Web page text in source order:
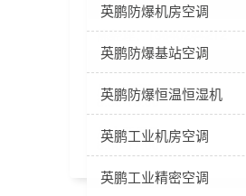
联系客服
陈经理：13640244212
工作时间
周一至周五：
8:30-18:00
周六至周日：
8:30-17:00
立柜式-防爆降温除湿机
风管式-防爆降温除湿机
立式鼓风
卧式恒温
卧式鼓风
防爆款
英鹏防爆机房空调
防爆机房空调-立柜式
防爆机房空调-壁挂式
英鹏防爆基站空调
英鹏防爆恒温恒湿机
防爆空调-恒温恒湿立柜式
防爆空调-恒温恒湿吊顶式
英鹏工业机房空调
工业机房空调-立柜式
英鹏工业精密空调